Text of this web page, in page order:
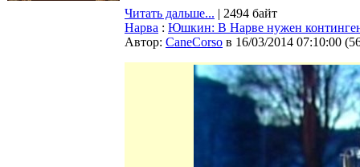
Читать дальше... | 2494 байт
Нарва : Юшкин: В Нарве нужен
Автор: CaneCorso в 16/03/2014 07:10:00 (